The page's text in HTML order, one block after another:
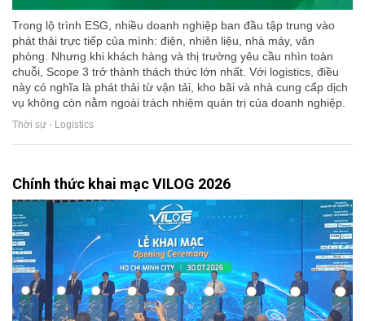
Trong lộ trình ESG, nhiều doanh nghiệp ban đầu tập trung vào
phát thải trực tiếp của mình: điện, nhiên liệu, nhà máy, văn
phòng. Nhưng khi khách hàng và thị trường yêu cầu nhìn toàn
chuỗi, Scope 3 trở thành thách thức lớn nhất. Với logistics, điều
này có nghĩa là phát thải từ vận tải, kho bãi và nhà cung cấp dịch
vụ không còn nằm ngoài trách nhiệm quản trị của doanh nghiệp.
Thời sự - Logistics
Chính thức khai mạc VILOG 2026